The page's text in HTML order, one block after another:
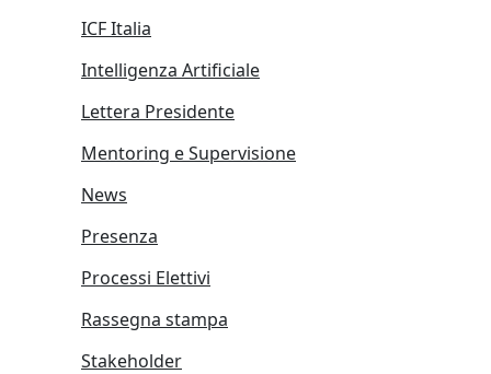
ICF Italia
Intelligenza Artificiale
Lettera Presidente
Mentoring e Supervisione
News
Presenza
Processi Elettivi
Rassegna stampa
Stakeholder